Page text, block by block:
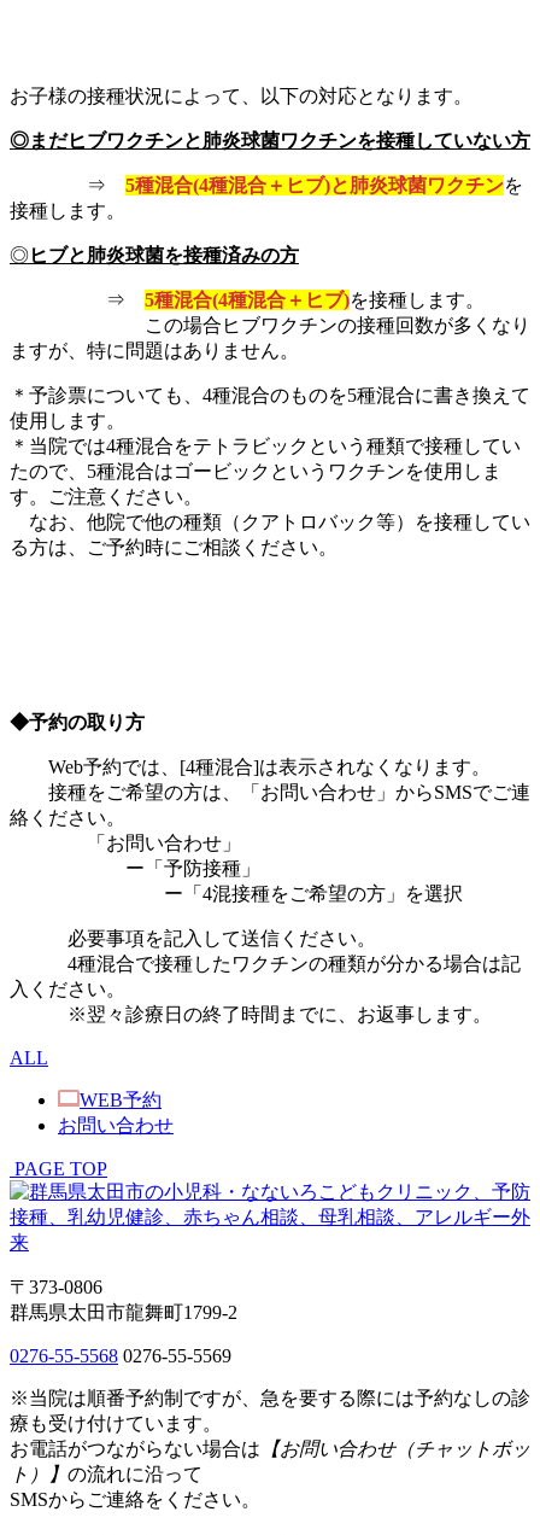
お子様の接種状況によって、以下の対応となります。
◎まだヒブワクチンと肺炎球菌ワクチンを接種していない方
⇒ 5種混合(4種混合＋ヒブ)と肺炎球菌ワクチンを
接種します。
◎ヒブと肺炎球菌を接種済みの方
⇒ 5種混合(4種混合＋ヒブ)を接種します。
この場合ヒブワクチンの接種回数が多くなり
ますが、特に問題はありません。
＊予診票についても、4種混合のものを5種混合に書き換えて
使用します。
＊当院では4種混合をテトラビックという種類で接種してい
たので、5種混合はゴービックというワクチンを使用しま
す。ご注意ください。
なお、他院で他の種類（クアトロバック等）を接種してい
る方は、ご予約時にご相談ください。
◆予約の取り方
Web予約では、[4種混合]は表示されなくなります。
接種をご希望の方は、「お問い合わせ」からSMSでご連
絡ください。
「お問い合わせ」
ー「予防接種」
ー「4混接種をご希望の方」を選択
必要事項を記入して送信ください。
4種混合で接種したワクチンの種類が分かる場合は記
入ください。
※翌々診療日の終了時間までに、お返事します。
ALL
WEB予約
お問い合わせ
PAGE TOP
〒373-0806
群馬県太田市龍舞町1799-2
0276-55-5568 0276-55-5569
※当院は順番予約制ですが、急を要する際には予約なしの診
療も受け付けています。
お電話がつながらない場合は 【お問い合わせ（チャットボッ
ト）】 の流れに沿って
SMSからご連絡をください。